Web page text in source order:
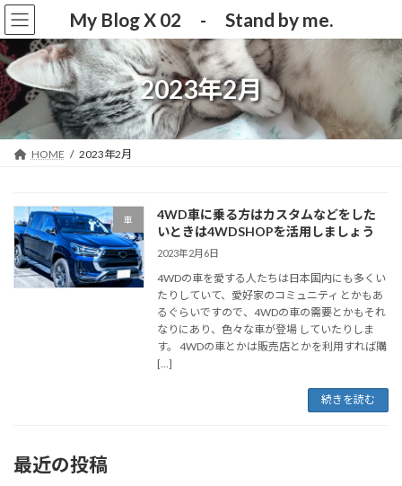
コ
ン
テ
ン
ツ
へ
ス
キ
ナ
ビ
ゲ
ー
シ
ョ
ン
に
My Blog X 02 - Stand by me.
2023年2月
HOME 2023年2月
車
4WD車に乗る方はカスタムなどをした
いときは4WDSHOPを活用しましょう
2023年2月6日
4WDの車を愛する人たちは日本国内にも多くい
たりしていて、愛好家のコミュニティ とかもあ
るぐらいですので、4WDの車の需要とかもそれ
なりにあり、色々な車が登場 していたりしま
す。 4WDの車とかは販売店とかを利用すれば購
[…]
続きを読む
最近の投稿